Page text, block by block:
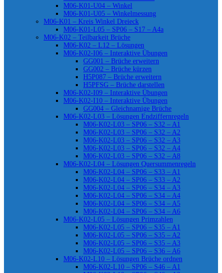
M06-K01-U04 – Winkel
M06-K01-U05 – Winkelmessung
M06-K01 – Kreis Winkel Dreieck
M06-K01-L05 – SP06 – S17 – A4a
M06-K02 – Teilbarkeit Brüche
M06-K02 – L12 – Lösungen
M06-K02-I06 – Interaktive Übungen
GG001 – Brüche erweitern
GG002 – Brüche kürzen
H5P087 – Brüche erweitern
H5PFSG – Brüche darstellen
M06-K02-I09 – Interaktive Übungen
M06-K02-I10 – Interaktive Übungen
GG004 – Gleichnamige Brüche
M06-K02-L03 – Lösungen Endziffernregeln
M06-K02-L03 – SP06 – S32 – A1
M06-K02-L03 – SP06 – S32 – A2
M06-K02-L03 – SP06 – S32 – A3
M06-K02-L03 – SP06 – S32 – A4
M06-K02-L03 – SP06 – S32 – A8
M06-K02-L04 – Lösungen Quersummenregeln
M06-K02-L04 – SP06 – S33 – A1
M06-K02-L04 – SP06 – S33 – A2
M06-K02-L04 – SP06 – S34 – A3
M06-K02-L04 – SP06 – S34 – A4
M06-K02-L04 – SP06 – S34 – A5
M06-K02-L04 – SP06 – S34 – A6
M06-K02-L05 – Lösungen Primzahlen
M06-K02-L05 – SP06 – S35 – A1
M06-K02-L05 – SP06 – S35 – A2
M06-K02-L05 – SP06 – S35 – A3
M06-K02-L05 – SP06 – S36 – A6
M06-K02-L10 – Lösungen Brüche ordnen
M06-K02-L10 – SP06 – S46 – A1